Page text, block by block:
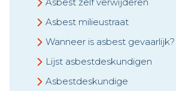
Asbest zelf verwijderen
Asbest milieustraat
Wanneer is asbest gevaarlijk?
Lijst asbestdeskundigen
Asbestdeskundige